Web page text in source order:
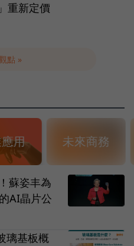
重新定價
點 »
用 未來商務
蘇姿丰為
AI晶片公
璃基板概